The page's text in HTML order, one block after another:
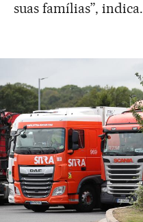
suas famílias”, indica.